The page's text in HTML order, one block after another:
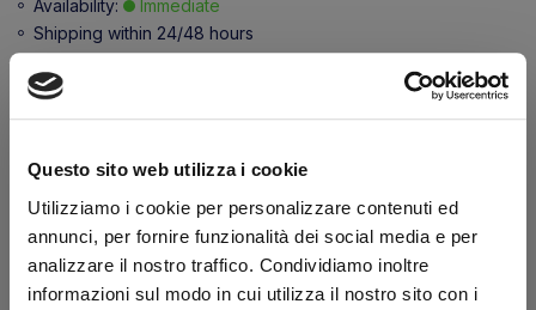
Questo sito web utilizza i cookie
Utilizziamo i cookie per personalizzare contenuti ed
annunci, per fornire funzionalità dei social media e per
analizzare il nostro traffico. Condividiamo inoltre
informazioni sul modo in cui utilizza il nostro sito con i
Availability:
Immediate
Shipping within 24/48 hours
Brand:Altimani
Secure transaction
Description
Original reference Elefantcar code 550105